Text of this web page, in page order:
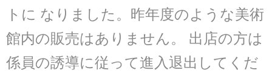
トに なりました。昨年度のような美術
館内の販売はありません。 出店の方は
係員の誘導に従って進入退出してくだ